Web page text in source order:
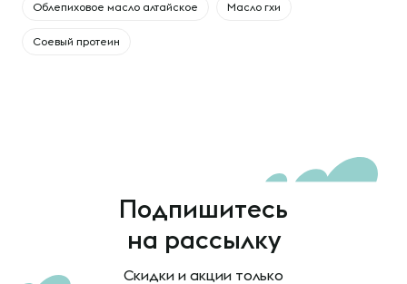
Облепиховое масло алтайское Масло гхи
Соевый протеин
Подпишитесь
на рассылку
Скидки и акции только